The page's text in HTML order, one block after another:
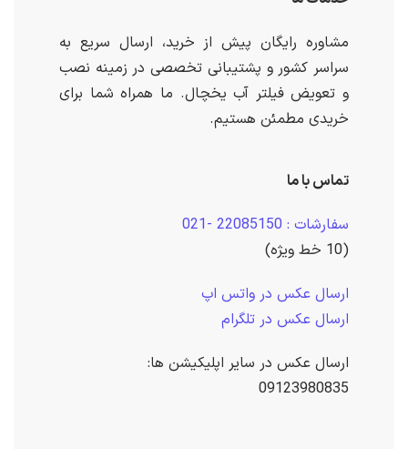
مشاوره رایگان پیش از خرید، ارسال سریع به
سراسر کشور و پشتیبانی تخصصی در زمینه نصب
و تعویض فیلتر آب یخچال. ما همراه شما برای
خریدی مطمئن هستیم.
تماس با ما
سفارشات : 22085150 -021
(10 خط ویژه)
ارسال عکس در واتس اپ
ارسال عکس در تلگرام
ارسال عکس در سایر اپلیکیشن ها:
09123980835